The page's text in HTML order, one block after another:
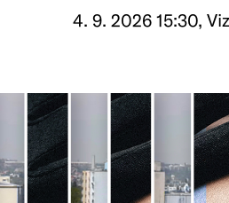
4. 9. 2026 15:30,